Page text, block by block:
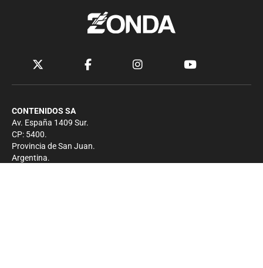
CONTENIDOS SA
Av. España 1409 Sur.
CP: 5400.
Provincia de San Juan.
Argentina.